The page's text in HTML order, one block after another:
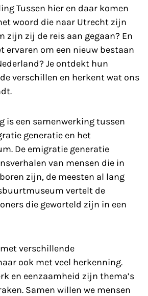
Tussen hier en daar komen
woord die naar Utrecht zijn
zijn zij de reis aan gegaan? En
ervaren om een nieuw bestaan
Je ontdekt hun
verschillen en herkent wat ons
is een samenwerking tussen
generatie en het
De emigratie generatie
van mensen die in
zijn, de meesten al lang
vertelt de
die geworteld zijn in een
verschillende
ook met veel herkenning.
en eenzaamheid zijn thema’s
Samen willen we mensen